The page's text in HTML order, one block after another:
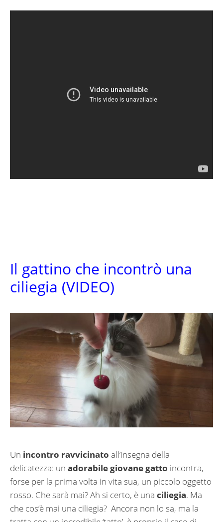
Il gattino che incontrò una
ciliegia (VIDEO)
Un incontro ravvicinato all’insegna della
delicatezza: un adorabile giovane gatto incontra,
forse per la prima volta in vita sua, un piccolo oggetto
rosso. Che sarà mai? Ah si certo, è una ciliegia. Ma
che cos’è mai una ciliegia? Ancora non lo sa, ma la